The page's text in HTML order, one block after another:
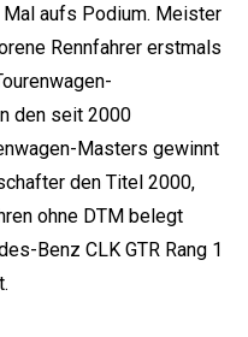
aufs Podium. Meister
Rennfahrer erstmals
den seit 2000
Masters gewinnt
den Titel 2000,
ohne DTM belegt
Benz CLK GTR Rang 1